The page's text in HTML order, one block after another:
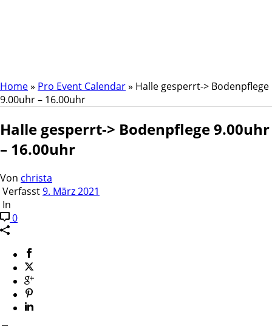
Home» Pro Event Calendar» Halle gesperrt-> Bodenpflege
9.00uhr – 16.00uhr
Halle gesperrt-> Bodenpflege 9.00uhr
– 16.00uhr
Von christa
Verfasst9. März 2021
In
0